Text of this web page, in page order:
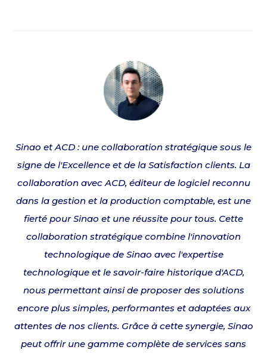
Sinao et ACD : une collaboration stratégique sous le
signe de l'Excellence et de la Satisfaction clients. La
collaboration avec ACD, éditeur de logiciel reconnu
dans la gestion et la production comptable, est une
fierté pour Sinao et une réussite pour tous. Cette
collaboration stratégique combine l'innovation
technologique de Sinao avec l'expertise
technologique et le savoir-faire historique d'ACD,
nous permettant ainsi de proposer des solutions
encore plus simples, performantes et adaptées aux
attentes de nos clients. Grâce à cette synergie, Sinao
peut offrir une gamme complète de services sans